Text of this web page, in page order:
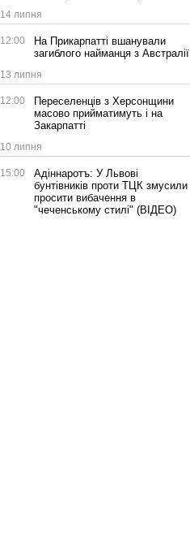
14 липня
12:00
На Прикарпатті вшанували
загиблого найманця з Австралії
13 липня
12:00
Переселенців з Херсонщини
масово прийматимуть і на
Закарпатті
10 липня
15:00
Адіннаротъ: У Львові
бунтівників проти ТЦК змусили
просити вибачення в
"чеченському стилі" (ВІДЕО)